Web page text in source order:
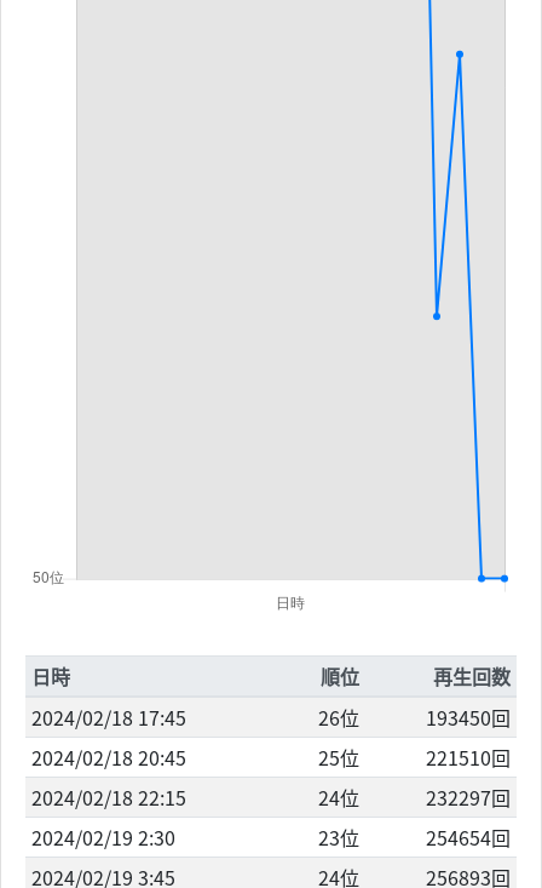
日時 順位
再生回数
2024/02/18 17:45
26位
193450回
2024/02/18 20:45
25位
221510回
2024/02/18 22:15
24位
232297回
2024/02/19 2:30
23位
254654回
2024/02/19 3:45
24位
256893回